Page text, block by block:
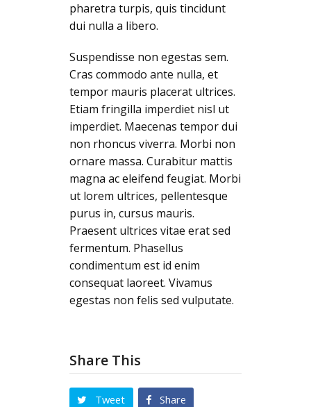
pharetra turpis, quis tincidunt
dui nulla a libero.
Suspendisse non egestas sem.
Cras commodo ante nulla, et
tempor mauris placerat ultrices.
Etiam fringilla imperdiet nisl ut
imperdiet. Maecenas tempor dui
non rhoncus viverra. Morbi non
ornare massa. Curabitur mattis
magna ac eleifend feugiat. Morbi
ut lorem ultrices, pellentesque
purus in, cursus mauris.
Praesent ultrices vitae erat sed
fermentum. Phasellus
condimentum est id enim
consequat laoreet. Vivamus
egestas non felis sed vulputate.
Share This
Tweet
Share